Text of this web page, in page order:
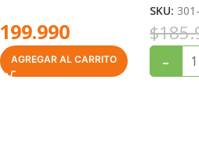
199.990
AGREGAR AL CARRITO
SKU:
$
-